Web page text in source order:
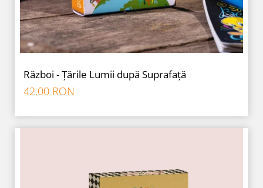
Război - Țările Lumii după Suprafață
42,00 RON